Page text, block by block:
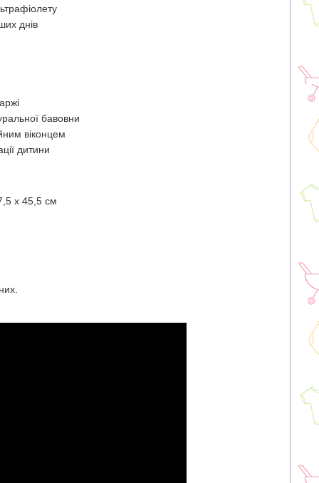
днів
бавовни
віконцем
дитини
​​х 45,5 см